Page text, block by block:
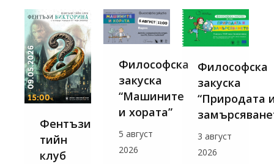
Фентъзи
тийн
клуб
Философска
закуска
“Машините
и хората”
5 август
2026
Философска
закуска
“Природата
3 август
2026